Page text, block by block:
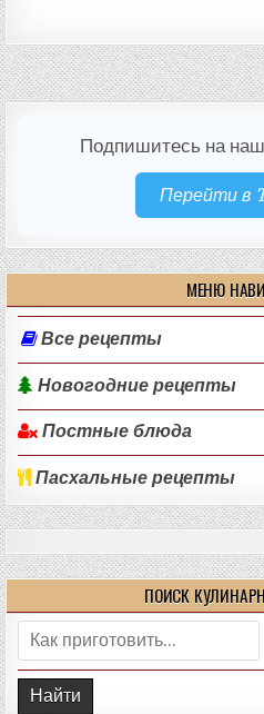
Подпишитесь на
Перейти в
МЕНЮ
Все рецепты
Новогодние рецепты
Постные блюда
Пасхальные рецепты
ПОИСК
Поиск: